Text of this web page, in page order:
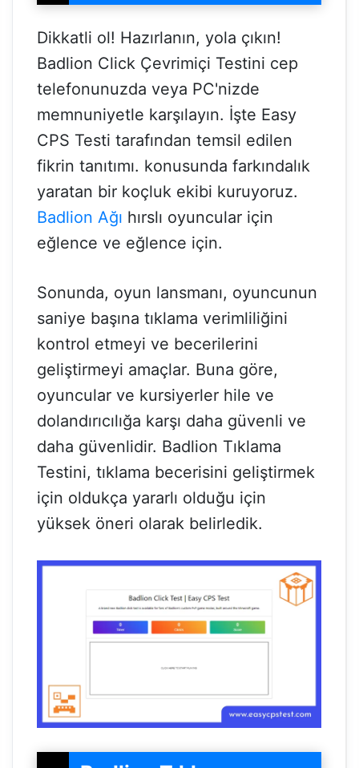
Dikkatli ol! Hazırlanın, yola çıkın!
Badlion Click Çevrimiçi Testini cep
telefonunuzda veya PC'nizde
memnuniyetle karşılayın. İşte Easy
CPS Testi tarafından temsil edilen
fikrin tanıtımı. konusunda farkındalık
yaratan bir koçluk ekibi kuruyoruz.
Badlion Ağı hırslı oyuncular için
eğlence ve eğlence için.
Sonunda, oyun lansmanı, oyuncunun
saniye başına tıklama verimliliğini
kontrol etmeyi ve becerilerini
geliştirmeyi amaçlar. Buna göre,
oyuncular ve kursiyerler hile ve
dolandırıcılığa karşı daha güvenli ve
daha güvenlidir. Badlion Tıklama
Testini, tıklama becerisini geliştirmek
için oldukça yararlı olduğu için
yüksek öneri olarak belirledik.